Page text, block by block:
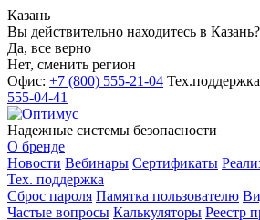
Казань
Вы действительно находитесь в Казань?
Да, все верно
Нет, сменить регион
Офис: +7 (800) 555-21-04
555-04-41
Надежные системы безопасности
О бренде
Новости Вебинары Сертификаты
Тех. поддержка
Сброс пароля Памятка пользователю
Частые вопросы Калькуляторы Реестр